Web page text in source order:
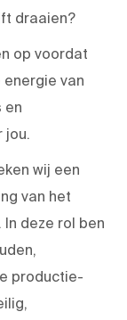
draaien?
op voordat
energie van
en
jou.
wij een
van het
. In deze rol ben
productie-